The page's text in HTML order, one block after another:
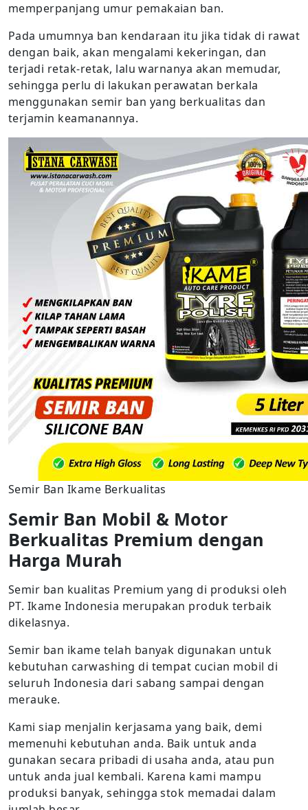
memperpanjang umur pemakaian ban.
Pada umumnya ban kendaraan itu jika tidak di rawat
dengan baik, akan mengalami kekeringan, dan
terjadi retak-retak, lalu warnanya akan memudar,
sehingga perlu di lakukan perawatan berkala
menggunakan semir ban yang berkualitas dan
terjamin keamanannya.
Semir Ban Ikame Berkualitas
Semir Ban Mobil & Motor
Berkualitas Premium dengan
Harga Murah
Semir ban kualitas Premium yang di produksi oleh
PT. Ikame Indonesia merupakan produk terbaik
dikelasnya.
Semir ban ikame telah banyak digunakan untuk
kebutuhan carwashing di tempat cucian mobil di
seluruh Indonesia dari sabang sampai dengan
merauke.
Kami siap menjalin kerjasama yang baik, demi
memenuhi kebutuhan anda. Baik untuk anda
gunakan secara pribadi di usaha anda, atau pun
untuk anda jual kembali. Karena kami mampu
produksi banyak, sehingga stok memadai dalam